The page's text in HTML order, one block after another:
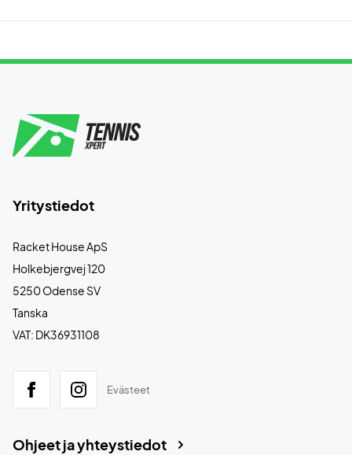
Yritystiedot
Racket House ApS
Holkebjergvej 120
5250 Odense SV
Tanska
VAT: DK36931108
Evästeet
Ohjeet ja yhteystiedot